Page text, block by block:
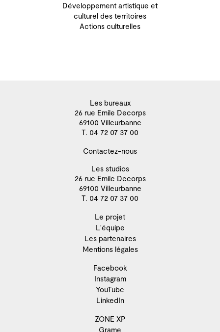
Développement artistique et
culturel des territoires
Actions culturelles
Les bureaux
26 rue Emile Decorps
69100 Villeurbanne
T. 04 72 07 37 00
Contactez-nous
Les studios
26 rue Emile Decorps
69100 Villeurbanne
T. 04 72 07 37 00
Le projet
L'équipe
Les partenaires
Mentions légales
Facebook
Instagram
YouTube
LinkedIn
ZONE XP
Grame